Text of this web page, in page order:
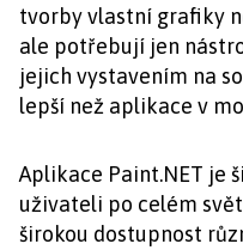
tvorby vlastní grafiky
ale potřebují jen
jejich vystavením na
lepší než aplikace v
Aplikace Paint.NET je
uživateli po celém
širokou dostupnost